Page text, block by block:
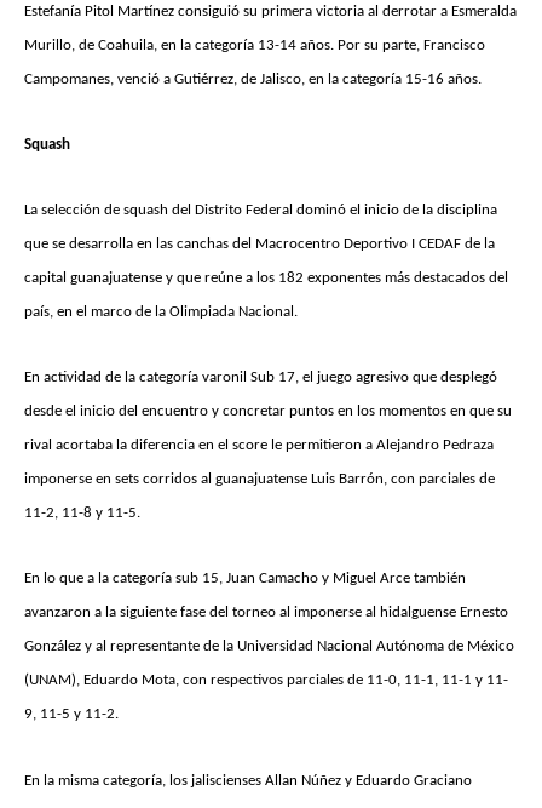
Estefanía Pitol Martínez consiguió su primera victoria al derrotar a Esmeralda
Murillo, de Coahuila, en la categoría 13-14 años. Por su parte, Francisco
Campomanes, venció a Gutiérrez, de Jalisco, en la categoría 15-16 años.
Squash
La selección de squash del Distrito Federal dominó el inicio de la disciplina
que se desarrolla en las canchas del Macrocentro Deportivo I CEDAF de la
capital guanajuatense y que reúne a los 182 exponentes más destacados del
país, en el marco de la Olimpiada Nacional.
En actividad de la categoría varonil Sub 17, el juego agresivo que desplegó
desde el inicio del encuentro y concretar puntos en los momentos en que su
rival acortaba la diferencia en el score le permitieron a Alejandro Pedraza
imponerse en sets corridos al guanajuatense Luis Barrón, con parciales de
11-2, 11-8 y 11-5.
En lo que a la categoría sub 15, Juan Camacho y Miguel Arce también
avanzaron a la siguiente fase del torneo al imponerse al hidalguense Ernesto
González y al representante de la Universidad Nacional Autónoma de México
(UNAM), Eduardo Mota, con respectivos parciales de 11-0, 11-1, 11-1 y 11-
9, 11-5 y 11-2.
En la misma categoría, los jaliscienses Allan Núñez y Eduardo Graciano